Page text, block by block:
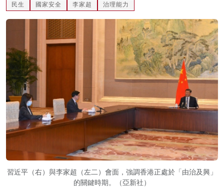
民生
國家安全 李家超 治理能力
習近平（右）與李家超（左二）會面，強調香港正處於「由治及興」
的關鍵時期。（亞新社）